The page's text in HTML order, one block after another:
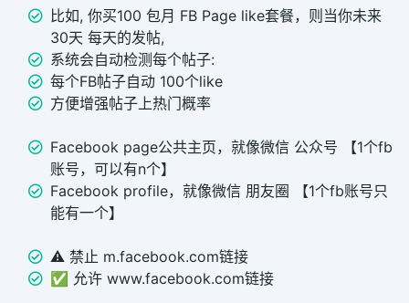
比如, 你买100 包月 FB Page like套餐，则当你未来
30天 每天的发帖,
系统会自动检测每个帖子:
每个FB帖子自动 100个like
方便增强帖子上热门概率
Facebook page公共主页，就像微信 公众号 【1个fb
账号，可以有n个】
Facebook profile，就像微信 朋友圈 【1个fb账号只
能有一个】
⚠️ 禁止 m.facebook.com链接
✅ 允许 www.facebook.com链接